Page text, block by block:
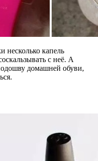
несколько капель
с неё. А
домашней обуви,